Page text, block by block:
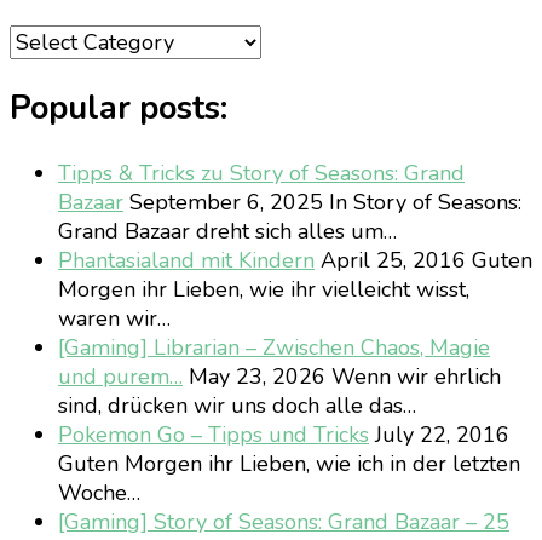
Categories
Popular posts:
Tipps & Tricks zu Story of Seasons: Grand
Bazaar September 6, 2025 In Story of Seasons:
Grand Bazaar dreht sich alles um…
Phantasialand mit Kindern April 25, 2016 Guten
Morgen ihr Lieben, wie ihr vielleicht wisst,
waren wir…
[Gaming] Librarian – Zwischen Chaos, Magie
und purem… May 23, 2026 Wenn wir ehrlich
sind, drücken wir uns doch alle das…
Pokemon Go – Tipps und TricksJuly 22, 2016
Guten Morgen ihr Lieben, wie ich in der letzten
Woche…
[Gaming] Story of Seasons: Grand Bazaar – 25